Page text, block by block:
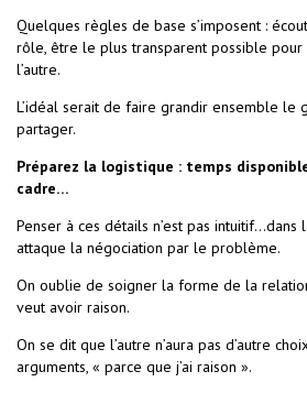
Quelques règles de base s’imposent :
rôle, être le plus transparent possible
l’autre.
L’idéal serait de faire grandir ensemble le
partager.
Préparez la logistique : temps
cadre…
Penser à ces détails n’est pas intuitif…dans
attaque la négociation par le problème.
On oublie de soigner la forme de la
veut avoir raison.
On se dit que l’autre n’aura pas d’autre
arguments, « parce que j’ai raison ».